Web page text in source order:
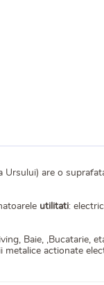
Ursului) are o
utilitati:
Baie, ,Bucatarie,
actionate